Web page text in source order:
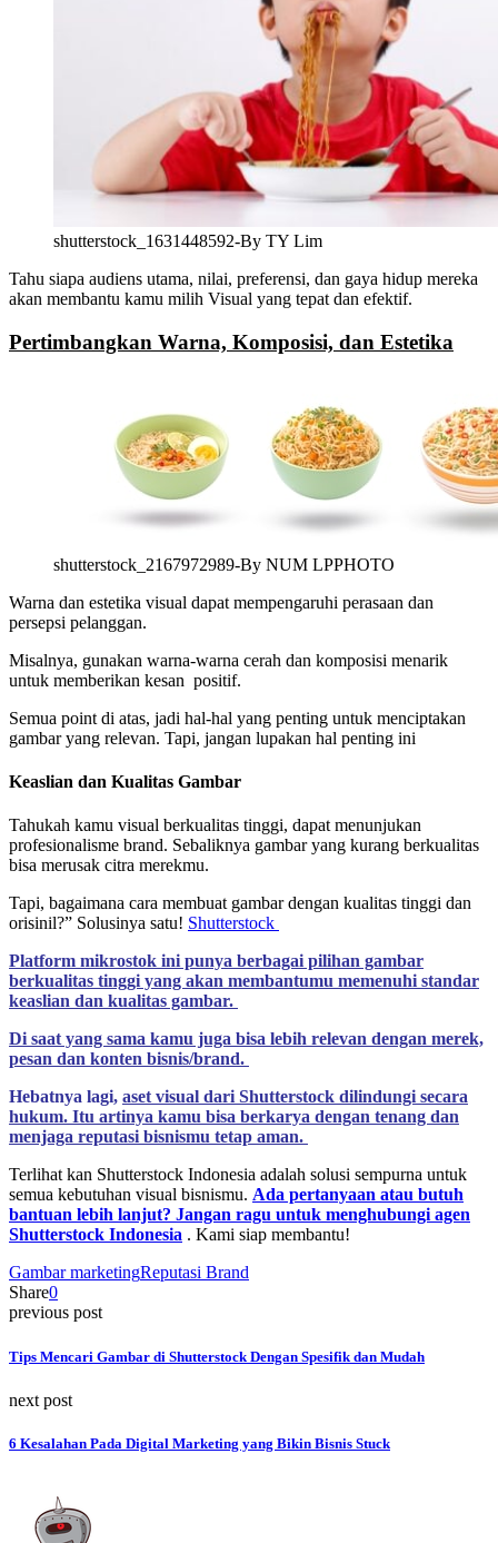
shutterstock_1631448592-By TY Lim
Tahu siapa audiens utama, nilai, preferensi, dan gaya hidup mereka
akan membantu kamu milih Visual yang tepat dan efektif.
Pertimbangkan Warna, Komposisi, dan Estetika
shutterstock_2167972989-By NUM LPPHOTO
Warna dan estetika visual dapat mempengaruhi perasaan dan
persepsi pelanggan.
Misalnya, gunakan warna-warna cerah dan komposisi menarik
untuk memberikan kesan positif.
Semua point di atas, jadi hal-hal yang penting untuk menciptakan
gambar yang relevan. Tapi, jangan lupakan hal penting ini
Keaslian dan Kualitas Gambar
Tahukah kamu visual berkualitas tinggi, dapat menunjukan
profesionalisme brand. Sebaliknya gambar yang kurang berkualitas
bisa merusak citra merekmu.
Tapi, bagaimana cara membuat gambar dengan kualitas tinggi dan
orisinil?” Solusinya satu! Shutterstock
Platform mikrostok ini punya berbagai pilihan gambar
berkualitas tinggi yang akan membantumu memenuhi standar
keaslian dan kualitas gambar.
Di saat yang sama kamu juga bisa lebih relevan dengan merek,
pesan dan konten bisnis/brand.
Hebatnya lagi, aset visual dari Shutterstock dilindungi secara
hukum. Itu artinya kamu bisa berkarya dengan tenang dan
menjaga reputasi bisnismu tetap aman.
Terlihat kan Shutterstock Indonesia adalah solusi sempurna untuk
semua kebutuhan visual bisnismu. Ada pertanyaan atau butuh
bantuan lebih lanjut? Jangan ragu untuk menghubungi agen
Shutterstock Indonesia . Kami siap membantu!
Gambar marketingReputasi Brand
Share0
previous post
Tips Mencari Gambar di Shutterstock Dengan Spesifik dan Mudah
next post
6 Kesalahan Pada Digital Marketing yang Bikin Bisnis Stuck